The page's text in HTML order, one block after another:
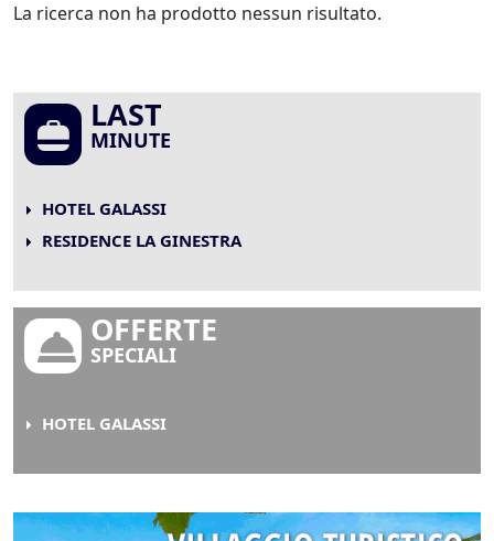
La ricerca non ha prodotto nessun risultato.
LAST
MINUTE
HOTEL GALASSI
RESIDENCE LA GINESTRA
OFFERTE
SPECIALI
HOTEL GALASSI